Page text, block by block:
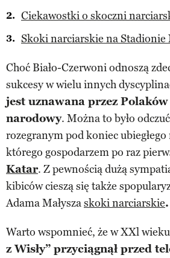
Ciekawostki o skoczni
Skoki narciarskie na Stadionie
Choć Biało-Czerwoni odnoszą
sukcesy w wielu innych
jest uznawana przez
narodowy. Można to było
rozegranym pod koniec
którego gospodarzem po raz
Katar. Z pewnością dużą
kibiców cieszą się także
Adama Małyszaskoki narciarskie.
Warto wspomnieć, że w XXl wieku
z Wisły” przyciągnął przed